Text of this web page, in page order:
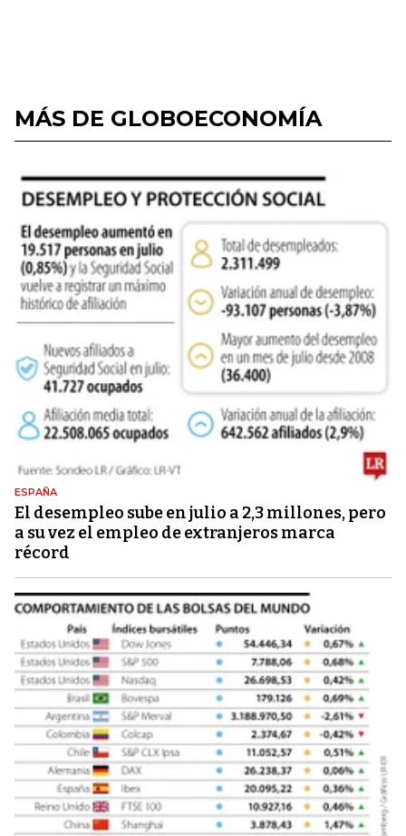
MÁS DE GLOBOECONOMÍA
ESPAÑA
El desempleo sube en julio a 2,3 millones, pero
a su vez el empleo de extranjeros marca
récord